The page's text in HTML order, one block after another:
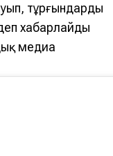
тұрғындарды
хабарлайды
медиа